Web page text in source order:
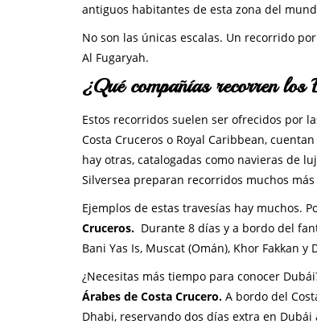
antiguos habitantes de esta zona del
No son las únicas escalas. Un recorrido
Al Fugaryah.
¿Qué compañías recorren
Estos recorridos suelen ser ofrecidos por
Costa Cruceros o Royal Caribbean,
hay otras, catalogadas como navieras de
Silversea preparan recorridos muchos
Ejemplos de estas travesías hay muchos.
Cruceros. Durante 8 días y a bordo del
Bani Yas Is, Muscat (Omán), Khor Fakkan
¿Necesitas más tiempo para conocer
Árabes de Costa Crucero. A bordo del
Dhabi, reservando dos días extra en